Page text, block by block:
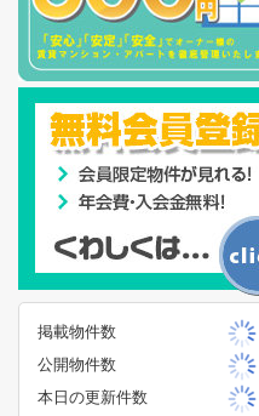
掲載物件数
公開物件数
本日の更新件数